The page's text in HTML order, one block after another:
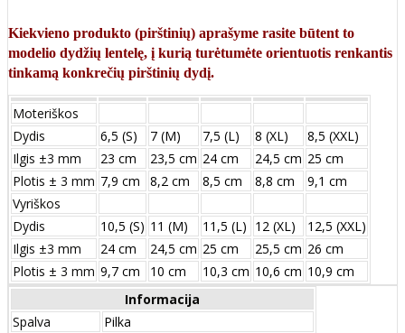
Kiekvieno produkto (pirštinių) aprašyme rasite būtent to
modelio dydžių lentelę, į kurią turėtumėte orientuotis renkantis
tinkamą konkrečių pirštinių dydį.
Moteriškos
Dydis
6,5 (S) 7 (M) 7,5 (L) 8 (XL)
8,5 (XXL)
Ilgis ±3 mm
23 cm 23,5 cm 24 cm 24,5 cm 25 cm
Plotis ± 3 mm 7,9 cm 8,2 cm 8,5 cm 8,8 cm
9,1 cm
Vyriškos
Dydis
10,5 (S) 11 (M) 11,5 (L) 12 (XL)
12,5 (XXL)
Ilgis ±3 mm
24 сm 24,5 сm 25 сm 25,5 сm 26 сm
Plotis ± 3 mm 9,7 сm 10 сm 10,3 сm 10,6 сm 10,9 сm
Informacija
Spalva
Pilka